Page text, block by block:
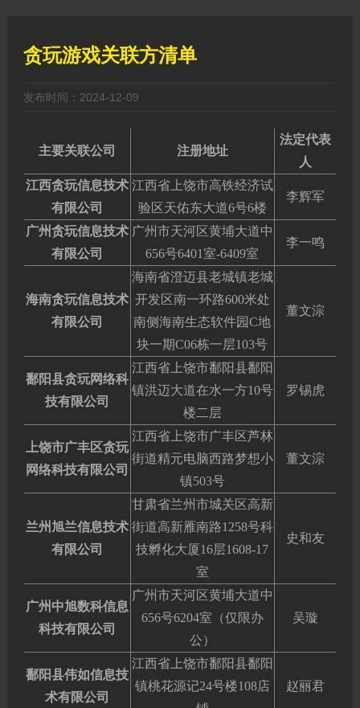
贪玩游戏关联方清单
发布时间：2024-12-09
主要关联公司 注册地址
法定代表
人
江西贪玩信息技术
有限公司
江西省上饶市高铁经济试
验区天佑东大道6号6楼
李辉军
广州贪玩信息技术
有限公司
广州市天河区黄埔大道中
656号6401室-6409室
李一鸣
海南贪玩信息技术
有限公司
海南省澄迈县老城镇老城
开发区南一环路600米处
南侧海南生态软件园C地
块一期C06栋一层103号
董文淙
鄱阳县贪玩网络科
技有限公司
江西省上饶市鄱阳县鄱阳
镇洪迈大道在水一方10号
楼二层
罗锡虎
上饶市广丰区贪玩
网络科技有限公司
江西省上饶市广丰区芦林
街道精元电脑西路梦想小
镇503号
董文淙
兰州旭兰信息技术
有限公司
甘肃省兰州市城关区高新
街道高新雁南路1258号科
技孵化大厦16层1608-17
室
史和友
广州中旭数科信息
科技有限公司
广州市天河区黄埔大道中
656号6204室（仅限办
公）
吴璇
鄱阳县伟如信息技
术有限公司
江西省上饶市鄱阳县鄱阳
镇桃花源记24号楼108店
赵丽君